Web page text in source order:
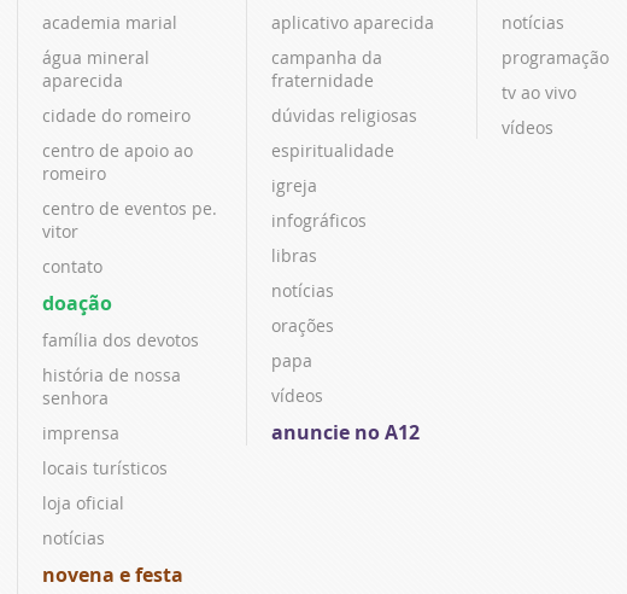
academia marial
água mineral
aparecida
cidade do romeiro
centro de apoio ao
romeiro
centro de eventos pe.
vitor
contato
doação
família dos devotos
história de nossa
senhora
imprensa
locais turísticos
loja oficial
notícias
novena e festa
aplicativo aparecida
campanha da
fraternidade
dúvidas religiosas
espiritualidade
igreja
infográficos
libras
notícias
orações
papa
vídeos
anuncie no A12
notícias
programação
tv ao vivo
vídeos